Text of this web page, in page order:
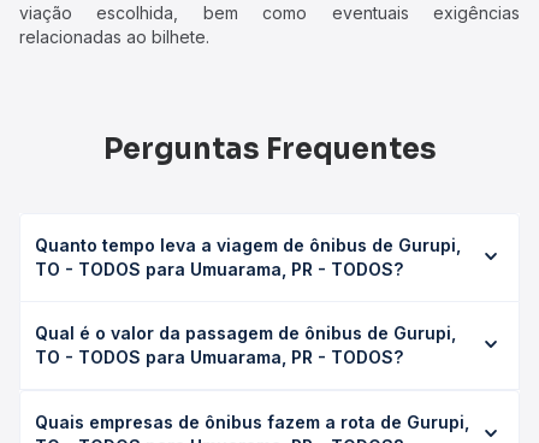
viação escolhida, bem como eventuais exigências
relacionadas ao bilhete.
Perguntas Frequentes
Quanto tempo leva a viagem de ônibus de Gurupi,
TO - TODOS para Umuarama, PR - TODOS?
Umuarama, PR - TODOS leva em média 31h 34min,
podendo variar conforme a viação, o tipo de serviço
disponíveis e vê a duração exata de cada opção na data
Qual é o valor da passagem de ônibus de Gurupi,
TO - TODOS para Umuarama, PR - TODOS?
para Umuarama, PR - TODOS custa em média R$ 587,61 e
Quais empresas de ônibus fazem a rota de Gurupi,